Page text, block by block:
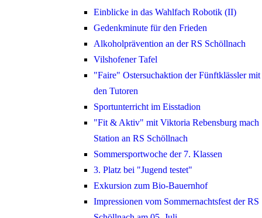
Einblicke in das Wahlfach Robotik (II)
Gedenkminute für den Frieden
Alkoholprävention an der RS Schöllnach
Vilshofener Tafel
"Faire" Ostersuchaktion der Fünftklässler mit
den Tutoren
Sportunterricht im Eisstadion
"Fit & Aktiv" mit Viktoria Rebensburg mach
Station an RS Schöllnach
Sommersportwoche der 7. Klassen
3. Platz bei "Jugend testet"
Exkursion zum Bio-Bauernhof
Impressionen vom Sommernachtsfest der RS